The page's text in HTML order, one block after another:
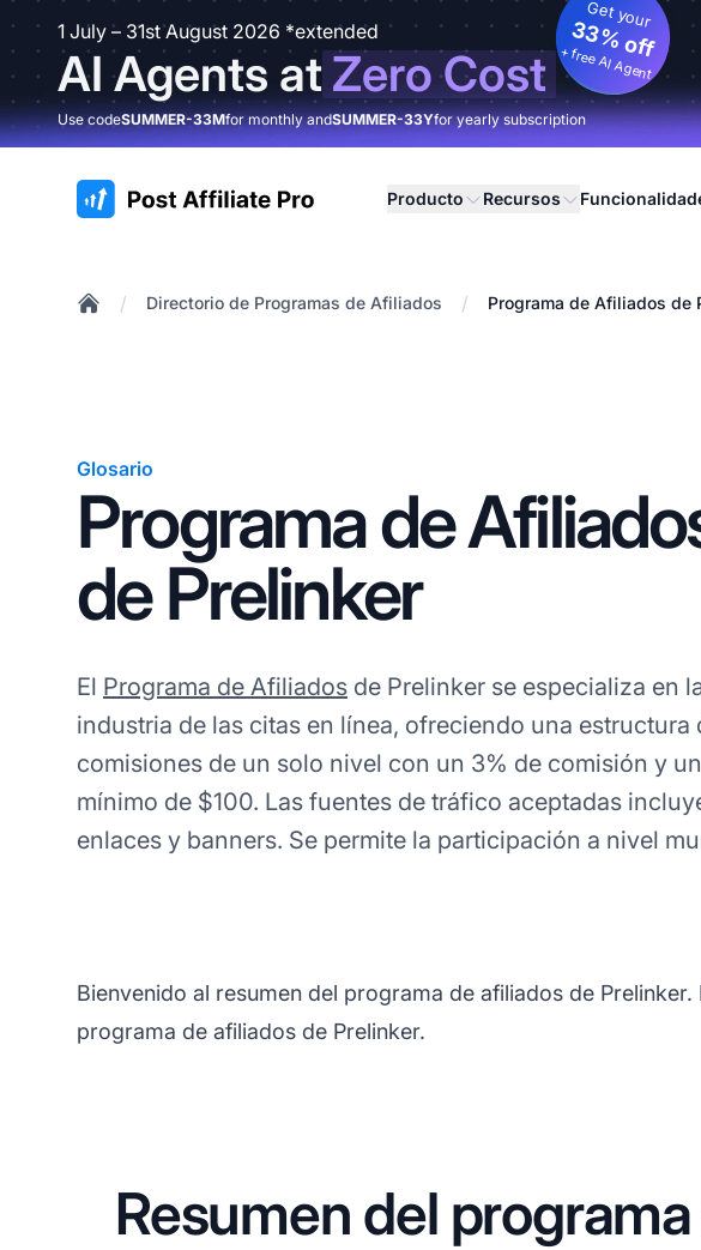
1 July – 31st August 2026 *extended
AI Agents atZero Cost
Get your
33% off
+ free AI Agent
Use codeSUMMER-33Mfor monthly andSUMMER-33Yfor yearly subscription
:site.title Producto Recursos
/ Directorio de Programas de Afiliados / Programa de Afiliados de
Glosario
Programa de
de Prelinker
El Programa de Afiliados de Prelinker se especializa en
industria de las citas en línea, ofreciendo una estructura
comisiones de un solo nivel con un 3% de comisión y
mínimo de $100. Las fuentes de tráfico aceptadas
enlaces y banners. Se permite la participación a nivel
Bienvenido al resumen del programa de afiliados de
programa de afiliados de Prelinker.
Resumen del